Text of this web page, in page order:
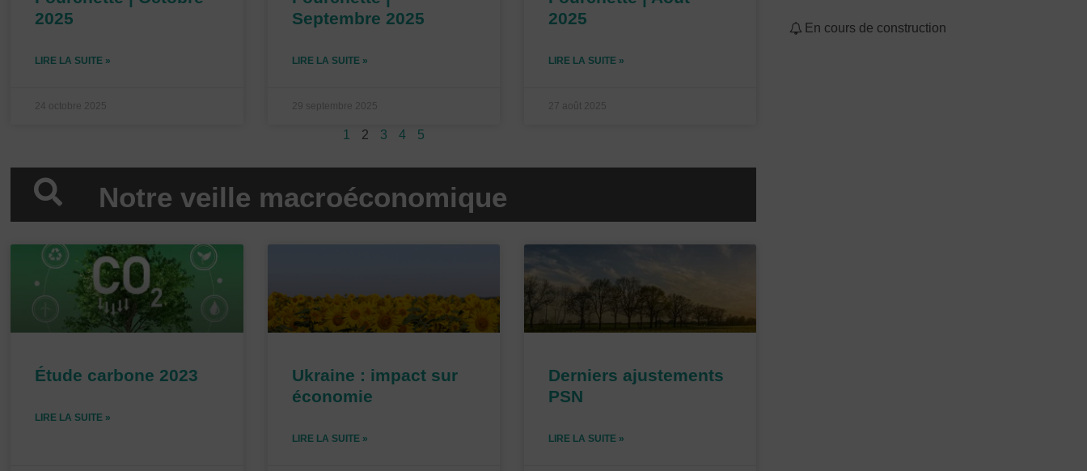
2025
LIRE LA SUITE »
24 octobre 2025
Septembre 2025
LIRE LA SUITE »
29 septembre 2025
2025
LIRE LA SUITE »
27 août 2025
1 2 3 4 5
Notre veille macroéconomique
Étude carbone 2023
LIRE LA SUITE »
Ukraine : impact sur
économie
LIRE LA SUITE »
Derniers ajustements
PSN
LIRE LA SUITE »
g
e
g
g
e
En cours de construction